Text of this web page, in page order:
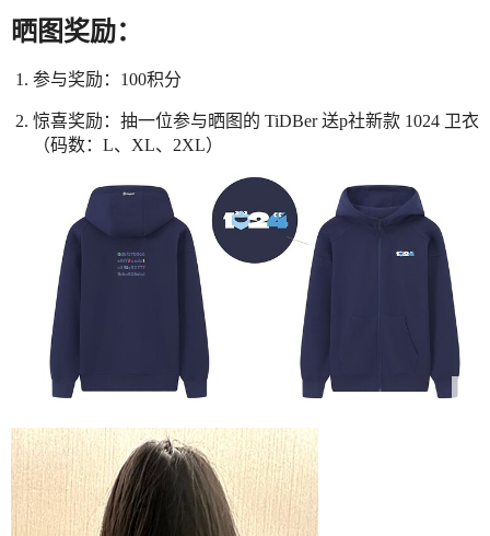
晒图奖励：
参与奖励：100积分
惊喜奖励：抽一位参与晒图的 TiDBer 送p社新款 1024 卫衣
（码数：L、XL、2XL）